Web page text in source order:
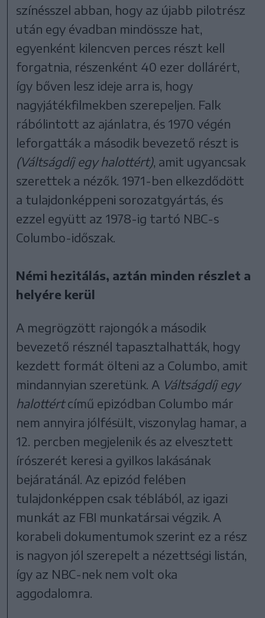
színésszel abban, hogy az újabb pilotrész
után egy évadban mindössze hat,
egyenként kilencven perces részt kell
forgatnia, részenként 40 ezer dollárért,
így bőven lesz ideje arra is, hogy
nagyjátékfilmekben szerepeljen. Falk
rábólintott az ajánlatra, és 1970 végén
leforgatták a második bevezető részt is
(Váltságdíj egy halottért), amit ugyancsak
szerettek a nézők. 1971-ben elkezdődött
a tulajdonképpeni sorozatgyártás, és
ezzel együtt az 1978-ig tartó NBC-s
Columbo-időszak.
Némi hezitálás, aztán minden részlet a
helyére kerül
A megrögzött rajongók a második
bevezető résznél tapasztalhatták, hogy
kezdett formát ölteni az a Columbo, amit
mindannyian szeretünk. A Váltságdíj egy
halottértcímű epizódban Columbo már
nem annyira jólfésült, viszonylag hamar, a
12. percben megjelenik és az elvesztett
írószerét keresi a gyilkos lakásának
bejáratánál. Az epizód felében
tulajdonképpen csak téblából, az igazi
munkát az FBI munkatársai végzik. A
korabeli dokumentumok szerint ez a rész
is nagyon jól szerepelt a nézettségi listán,
így az NBC-nek nem volt oka
aggodalomra.